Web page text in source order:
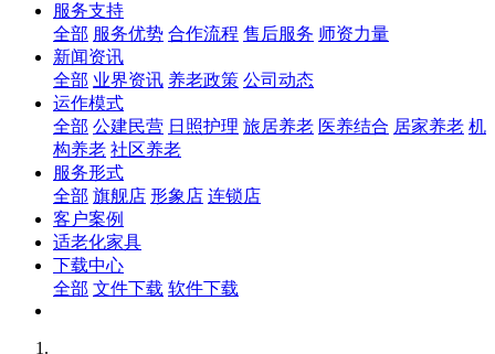
服务支持
全部 服务优势 合作流程 售后服务 师资力量
新闻资讯
全部 业界资讯 养老政策 公司动态
运作模式
全部 公建民营 日照护理 旅居养老 医养结合 居家养老 机
构养老 社区养老
服务形式
全部 旗舰店 形象店 连锁店
客户案例
适老化家具
下载中心
全部 文件下载 软件下载